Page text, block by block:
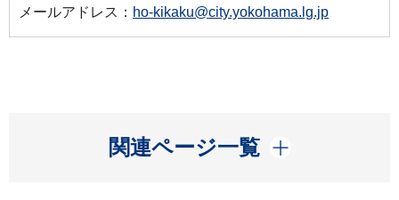
メールアドレス： ho-kikaku@city.yokohama.lg.jp
関連ページ一覧
開く